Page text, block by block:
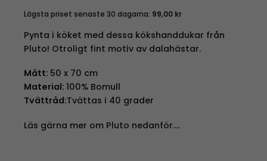
Lägsta priset senaste 30 dagarna: 99,00 kr
Pynta i köket med dessa kökshanddukar från
Pluto! Otroligt fint motiv av dalahästar.
Mått: 50 x 70 cm
Material: 100% Bomull
Tvättråd:Tvättas i 40 grader
Läs gärna mer om Pluto nedanför….